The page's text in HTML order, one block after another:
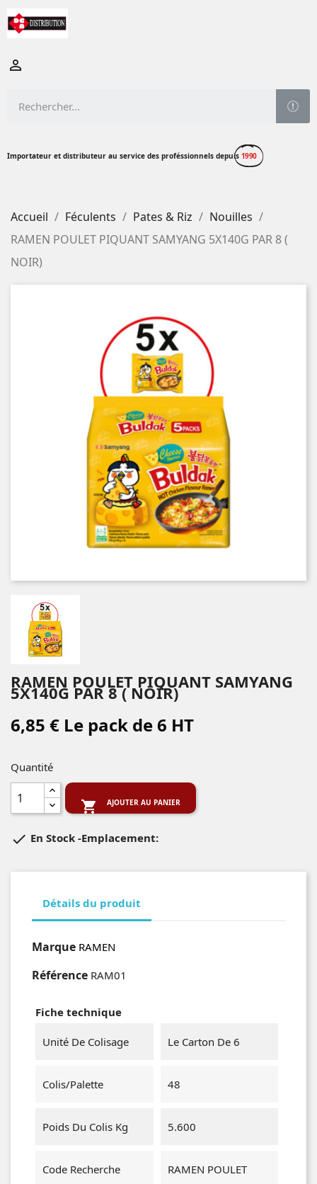

Importateur et distributeur au service des proféssionnels depuis 1990
Accueil Féculents Pates & Riz
Nouilles
RAMEN POULET PIQUANT SAMYANG 5X140G PAR 8 (
NOIR)
RAMEN POULET PIQUANT SAMYANG
5X140G PAR 8 ( NOIR)
6,85 € Le pack de 6 HT
Quantité
 AJOUTER AU PANIER
 En Stock -Emplacement:
Détails du produit
Marque RAMEN
Référence RAM01
Fiche technique
Unité De Colisage Le Carton De 6
Colis/Palette 48
Poids Du Colis Kg 5.600
Code Recherche
RAMEN POULET